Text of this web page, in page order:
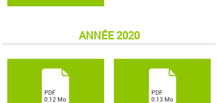
ANNÉE 2020
(PDF
0.12 Mo
(PDF
0.13 Mo